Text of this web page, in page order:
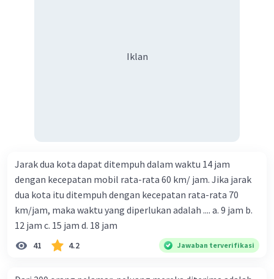
Iklan
Jarak dua kota dapat ditempuh dalam waktu 14 jam
dengan kecepatan mobil rata-rata 60 km/ jam. Jika jarak
dua kota itu ditempuh dengan kecepatan rata-rata 70
km/jam, maka waktu yang diperlukan adalah .... a. 9 jam b.
12 jam c. 15 jam d. 18 jam
41 4.2 Jawaban terverifikasi